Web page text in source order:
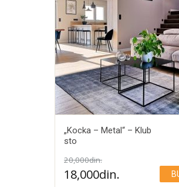
„Kocka – Metal“ – Klub
sto
20,000din.
18,000din.